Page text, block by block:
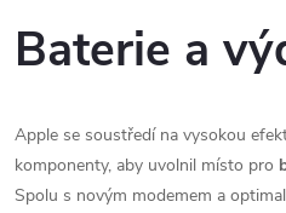
Baterie a
Apple se soustředí na vysokou
komponenty, aby uvolnil místo pro
Spolu s novým modemem a